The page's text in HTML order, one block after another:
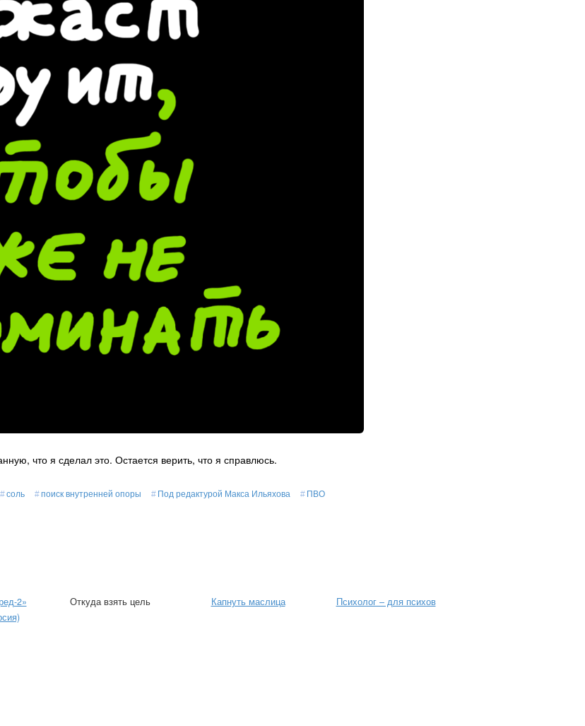
что я сделал это. Остается верить, что я справлюсь.
соль поиск внутренней опоры Под редактурой Макса Ильяхова ПВО
2»
Откуда взять цель Капнуть маслица Психолог – для психов